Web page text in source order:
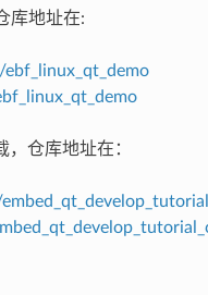
库地址在:
仓库地址在：